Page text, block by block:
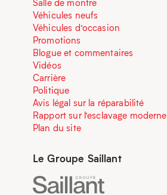
Salle de montre
Véhicules neufs
Véhicules d’occasion
Promotions
Blogue et commentaires
Vidéos
Carrière
Politique
Avis légal sur la réparabilité
Rapport sur l’esclavage moderne
Plan du site
Le Groupe Saillant